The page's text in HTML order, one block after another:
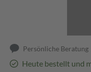
Persönliche Beratung
Heute bestellt und